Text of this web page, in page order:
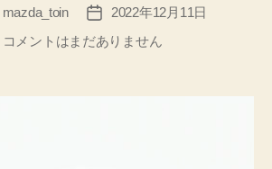
mazda_toin
投
稿
日
2022年12月11日
リ
ン
コメントはまだありません